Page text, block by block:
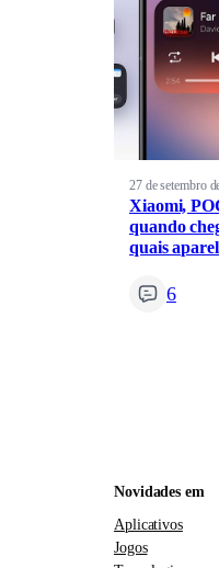
27 de setembro
Xiaomi,
quando
quais
6
Novidades em
Aplicativos
Jogos